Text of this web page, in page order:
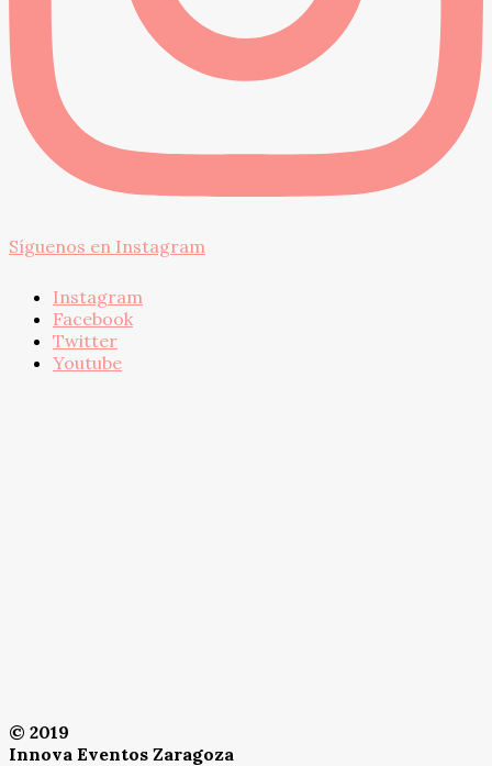
Síguenos en Instagram
Instagram
Facebook
Twitter
Youtube
© 2019
Innova Eventos Zaragoza